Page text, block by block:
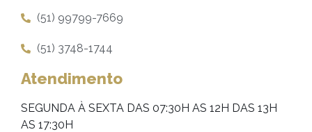
(51) 99799-7669
(51) 3748-1744
Atendimento
SEGUNDA À SEXTA DAS 07:30H AS 12H DAS 13H
AS 17:30H